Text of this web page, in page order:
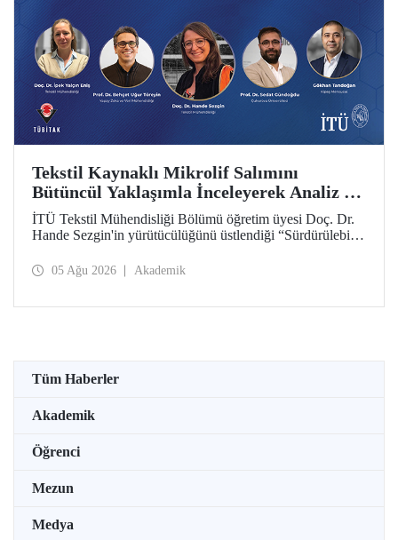
Tekstil Kaynaklı Mikrolif Salımını
Bütüncül Yaklaşımla İnceleyerek Analiz ve
Azaltım Stratejileri Geliştirecek Projeye
TÜBİTAK Desteği
İTÜ Tekstil Mühendisliği Bölümü öğretim üyesi Doç. Dr.
Hande Sezgin'in yürütücülüğünü üstlendiği “Sürdürülebilir
Koşullarına Bağlı Mikrolif Salımı: Aşınma, UV Maruziyeti
05 Ağu 2026 Akademik
Tüm Haberler
Akademik
Öğrenci
Mezun
Medya